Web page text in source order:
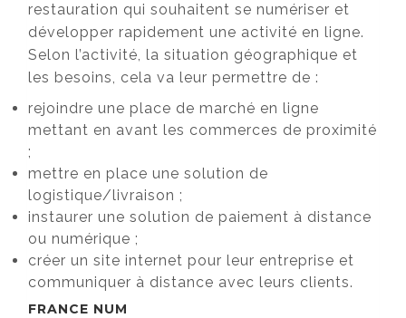
restauration qui souhaitent se numériser et
développer rapidement une activité en ligne.
Selon l’activité, la situation géographique et
les besoins, cela va leur permettre de :
rejoindre une place de marché en ligne
mettant en avant les commerces de proximité
;
mettre en place une solution de
logistique/livraison ;
instaurer une solution de paiement à distance
ou numérique ;
créer un site internet pour leur entreprise et
communiquer à distance avec leurs clients.
FRANCE NUM